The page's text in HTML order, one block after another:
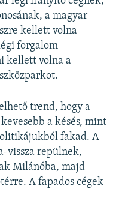
a magyar
kellett volna
forgalom
kellett volna a
trend, hogy a
a késés, mint
fakad. A
vissza repülnek,
Milánóba, majd
A fapados cégek